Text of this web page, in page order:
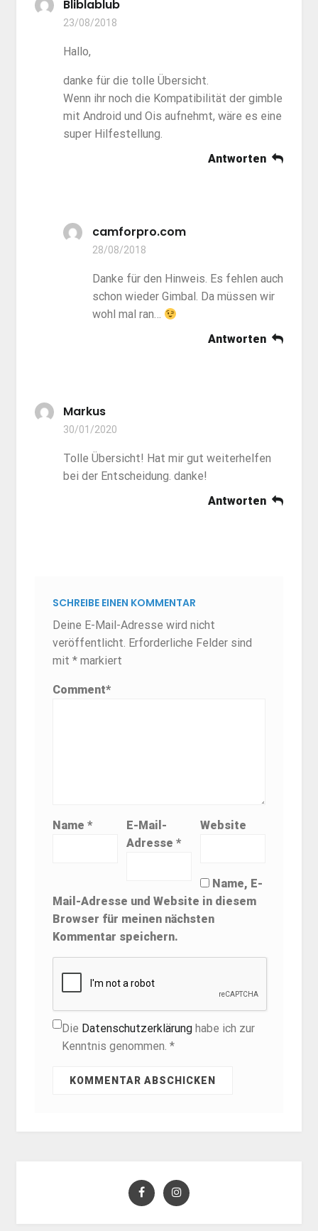
Bliblablub
23/08/2018
Hallo,
danke für die tolle Übersicht.
Wenn ihr noch die Kompatibilität der gimble
mit Android und Ois aufnehmt, wäre es eine
super Hilfestellung.
Antworten
camforpro.com
28/08/2018
Danke für den Hinweis. Es fehlen auch
schon wieder Gimbal. Da müssen wir
wohl mal ran…
Antworten
Markus
30/01/2020
Tolle Übersicht! Hat mir gut weiterhelfen
bei der Entscheidung. danke!
Antworten
SCHREIBE EINEN KOMMENTAR
Deine E-Mail-Adresse wird nicht
veröffentlicht. Erforderliche Felder sind
mit* markiert
Comment*
Name*
E-Mail-
Adresse *
Website
Name, E-
Mail-Adresse und Website in diesem
Browser für meinen nächsten
Kommentar speichern.
Die Datenschutzerklärunghabe ich zur
Kenntnis genommen. *